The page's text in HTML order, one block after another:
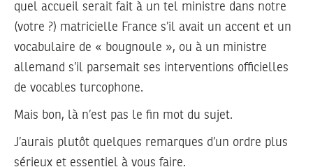
quel accueil serait fait à un tel ministre dans notre
(votre ?) matricielle France s’il avait un accent et un
vocabulaire de « bougnoule », ou à un ministre
allemand s’il parsemait ses interventions officielles
de vocables turcophone.
Mais bon, là n’est pas le fin mot du sujet.
J’aurais plutôt quelques remarques d’un ordre plus
sérieux et essentiel à vous faire.